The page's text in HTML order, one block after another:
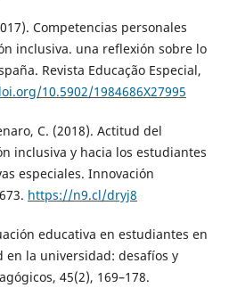
Competencias personales
inclusiva. una reflexión sobre lo
Revista Educação Especial,
10.5902/1984686X27995
C. (2018). Actitud del
inclusiva y hacia los estudiantes
especiales. Innovación
https://n9.cl/dryj8
educativa en estudiantes en
en la universidad: desafíos y
45(2), 169–178.